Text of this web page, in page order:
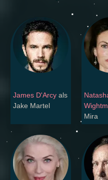
James D'Arcy als
Jake Martel
Mira